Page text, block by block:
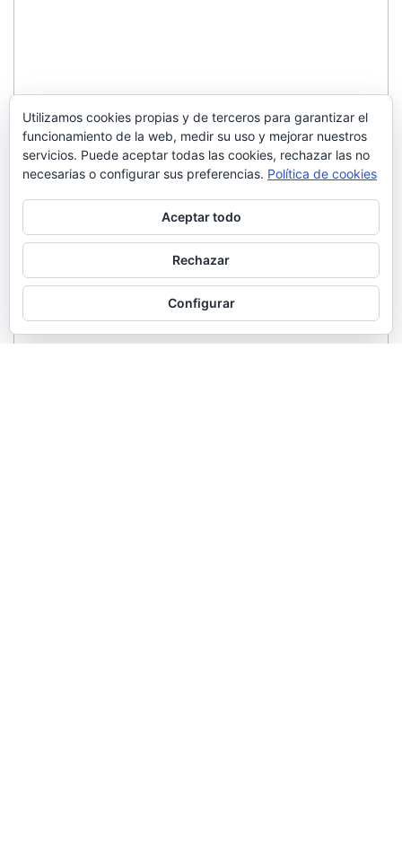
Utilizamos cookies propias y de terceros para garantizar el
funcionamiento de la web, medir su uso y mejorar nuestros
servicios. Puede aceptar todas las cookies, rechazar las no
necesarias o configurar sus preferencias. Política de cookies
Aceptar todo
Rechazar
Configurar